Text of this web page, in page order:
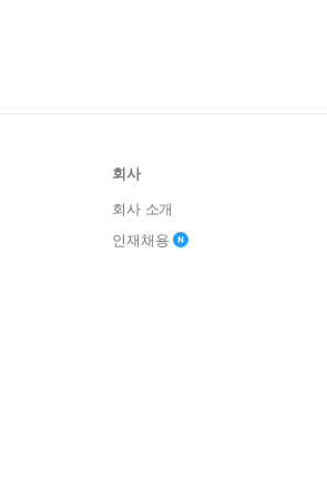
회사
회사 소개
인재채용